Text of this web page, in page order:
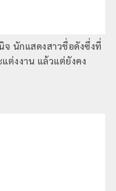
จ นักแสดงสาวชื่อดังซึ่งที่
ต่งงาน แล้วแต่ยังคง